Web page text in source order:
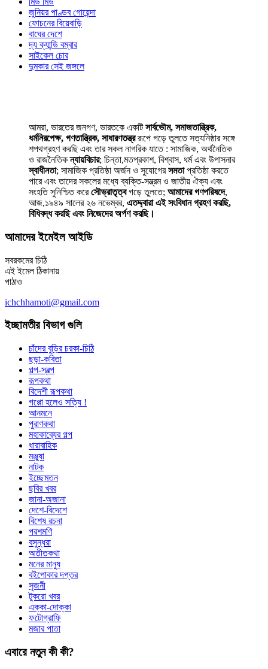
জুনিয়র পাণ্ডব গোয়েন্দা
ফোচনের বিয়েবাড়ি
বাঘের দেশে
দ্য ক্যান্ডি বম্বার
সাইকেল চোর
দুমকার সেই জঙ্গলে
আমরা, ভারতের জনগণ, ভারতকে একটিসার্বভৌম, সমাজতান্ত্রিক,
ধর্মনিরপেক্ষ, গণতান্ত্রিক, সাধারণতন্ত্ররূপে গড়ে তুলতে সত্যনিষ্ঠার সঙ্গে
শপথগ্রহণ করছি এবং তার সকল নাগরিক যাতে : সামাজিক, অর্থনৈতিক
ও রাজনৈতিকন্যায়বিচার; চিন্তা,মতপ্রকাশ, বিশ্বাস, ধর্ম এবং উপাসনার
স্বাধীনতা; সামাজিক প্রতিষ্ঠা অর্জন ও সুযোগেরসমতাপ্রতিষ্ঠা করতে
পারে এবং তাদের সকলের মধ্যে ব্যক্তি-সম্ভ্রম ও জাতীয় ঐক্য এবং
সংহতি সুনিশ্চিত করেসৌভ্রাতৃত্বগড়ে তুলতে; আমাদের গণপরিষদে,
আজ,১৯৪৯ সালের ২৬ নভেম্বর, এতদ্দ্বারা এই সংবিধান গ্রহণ করছি,
বিধিবদ্ধ করছি এবং নিজেদের অর্পণ করছি।
আমাদের ইমেইল আইডি
সবরকমের চিঠি
এই ইমেল ঠিকানায়
পাঠাও
ichchhamoti@gmail.com
ইচ্ছামতীর বিভাগ গুলি
চাঁদের বুড়ির চরকা-চিঠি
ছড়া-কবিতা
গল্প-স্বল্প
রূপকথা
বিদেশী রূপকথা
গপ্পো হলেও সত্যি !
আনমনে
পুরাণকথা
মহাকাব্যের গল্প
ধারাবাহিক
মঞ্জুষা
নাটক
ইচ্ছেমতন
ছবির খবর
জানা-অজানা
দেশে-বিদেশে
বিশেষ রচনা
পরশমণি
বসুন্ধরা
অতীতকথা
মনের মানুষ
বইপোকার দপ্তর
সৃজনী
টুকরো খবর
এক্কা-দোক্কা
ফটোগ্রাফি
মজার পাতা
এবারে নতুন কী কী?